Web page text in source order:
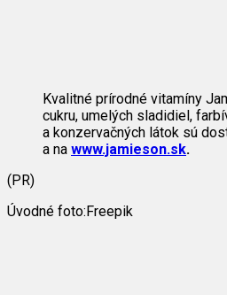
Kvalitné prírodné vitamíny
cukru, umelých sladidiel,
a konzervačných látok sú
a na www.jamieson.sk.
(PR)
Úvodné foto:Freepik